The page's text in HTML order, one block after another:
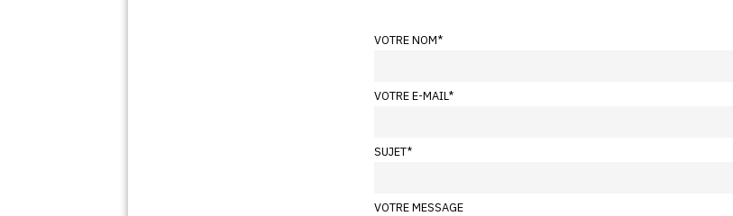
VOTRE NOM*
VOTRE E-MAIL*
SUJET*
VOTRE MESSAGE